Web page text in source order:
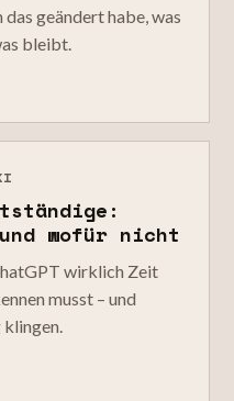
das geändert habe, was
bleibt.
wofür nicht
wirklich Zeit
musst – und
klingen.